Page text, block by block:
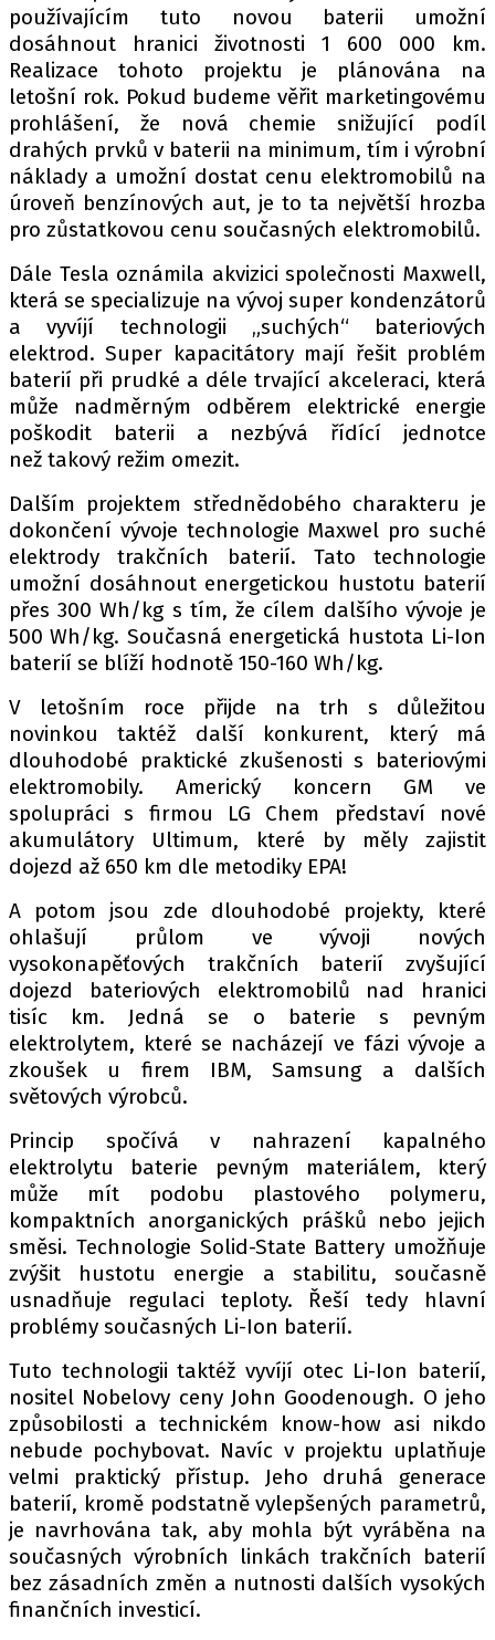
používajícím tuto novou baterii umožní
dosáhnout hranici životnosti 1 600 000 km.
Realizace tohoto projektu je plánována na
letošní rok. Pokud budeme věřit marketingovému
prohlášení, že nová chemie snižující podíl
drahých prvků v baterii na minimum, tím i výrobní
náklady a umožní dostat cenu elektromobilů na
úroveň benzínových aut, je to ta největší hrozba
pro zůstatkovou cenu současných elektromobilů.
Dále Tesla oznámila akvizici společnosti Maxwell,
která se specializuje na vývoj super kondenzátorů
a vyvíjí technologii „suchých“ bateriových
elektrod. Super kapacitátory mají řešit problém
baterií při prudké a déle trvající akceleraci, která
může nadměrným odběrem elektrické energie
poškodit baterii a nezbývá řídící jednotce
než takový režim omezit.
Dalším projektem střednědobého charakteru je
dokončení vývoje technologie Maxwel pro suché
elektrody trakčních baterií. Tato technologie
umožní dosáhnout energetickou hustotu baterií
přes 300 Wh/kg s tím, že cílem dalšího vývoje je
500 Wh/kg. Současná energetická hustota Li-Ion
baterií se blíží hodnotě 150-160 Wh/kg.
V letošním roce přijde na trh s důležitou
novinkou taktéž další konkurent, který má
dlouhodobé praktické zkušenosti s bateriovými
elektromobily. Americký koncern GM ve
spolupráci s firmou LG Chem představí nové
akumulátory Ultimum, které by měly zajistit
dojezd až 650 km dle metodiky EPA!
A potom jsou zde dlouhodobé projekty, které
ohlašují průlom ve vývoji nových
vysokonapěťových trakčních baterií zvyšující
dojezd bateriových elektromobilů nad hranici
tisíc km. Jedná se o baterie s pevným
elektrolytem, které se nacházejí ve fázi vývoje a
zkoušek u firem IBM, Samsung a dalších
světových výrobců.
Princip spočívá v nahrazení kapalného
elektrolytu baterie pevným materiálem, který
může mít podobu plastového polymeru,
kompaktních anorganických prášků nebo jejich
směsi. Technologie Solid-State Battery umožňuje
zvýšit hustotu energie a stabilitu, současně
usnadňuje regulaci teploty. Řeší tedy hlavní
problémy současných Li-Ion baterií.
Tuto technologii taktéž vyvíjí otec Li-Ion baterií,
nositel Nobelovy ceny John Goodenough. O jeho
způsobilosti a technickém know-how asi nikdo
nebude pochybovat. Navíc v projektu uplatňuje
velmi praktický přístup. Jeho druhá generace
baterií, kromě podstatně vylepšených parametrů,
je navrhována tak, aby mohla být vyráběna na
současných výrobních linkách trakčních baterií
bez zásadních změn a nutnosti dalších vysokých
finančních investicí.